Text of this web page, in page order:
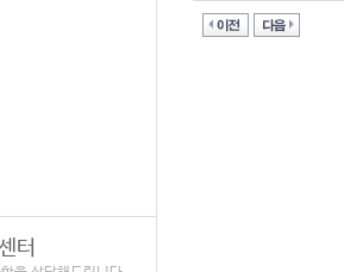
터